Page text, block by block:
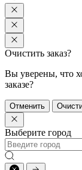
Очистить заказ?
Вы уверены, что
заказе?
Отменить
Выберите город